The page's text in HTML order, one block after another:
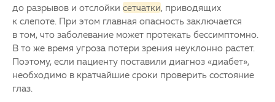
до разрывов и отслойки сетчатки, приводящих
к слепоте. При этом главная опасность заключается
в том, что заболевание может протекать бессимптомно.
В то же время угроза потери зрения неуклонно растет.
Поэтому, если пациенту поставили диагноз «диабет»,
необходимо в кратчайшие сроки проверить состояние
глаз.